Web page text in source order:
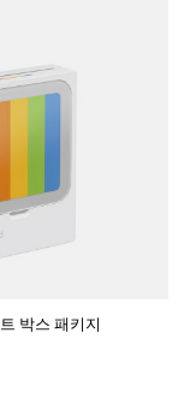
박스 패키지